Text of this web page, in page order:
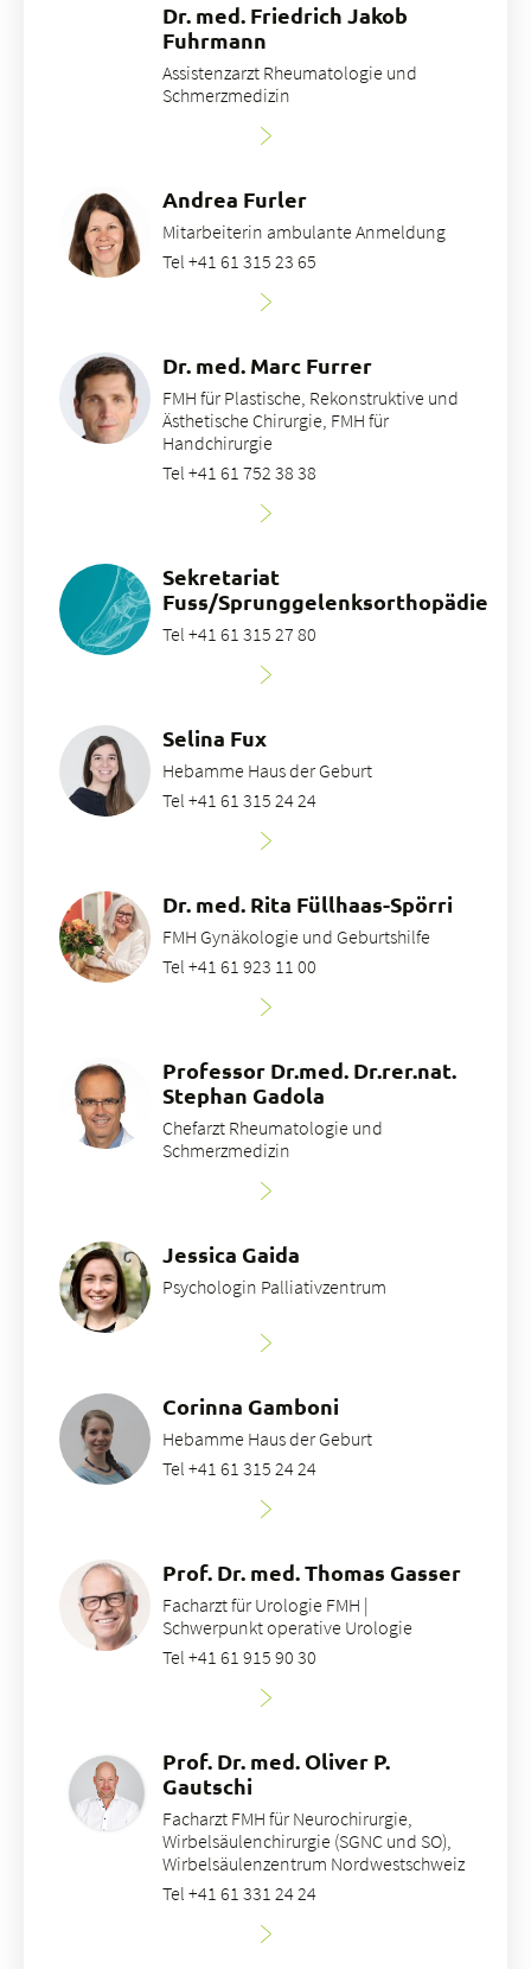
Dr. med. Friedrich Jakob
Fuhrmann
Assistenzarzt Rheumatologie und
Schmerzmedizin
Andrea Furler
Mitarbeiterin ambulante Anmeldung
Tel +41 61 315 23 65
Dr. med. Marc Furrer
FMH für Plastische, Rekonstruktive und
Ästhetische Chirurgie, FMH für
Handchirurgie
Tel +41 61 752 38 38
Sekretariat
Fuss/Sprunggelenksorthopädie
Tel +41 61 315 27 80
Selina Fux
Hebamme Haus der Geburt
Tel +41 61 315 24 24
Dr. med. Rita Füllhaas-Spörri
FMH Gynäkologie und Geburtshilfe
Tel +41 61 923 11 00
Professor Dr.med. Dr.rer.nat.
Stephan Gadola
Chefarzt Rheumatologie und
Schmerzmedizin
Jessica Gaida
Psychologin Palliativzentrum
Corinna Gamboni
Hebamme Haus der Geburt
Tel +41 61 315 24 24
Prof. Dr. med. Thomas Gasser
Facharzt für Urologie FMH |
Schwerpunkt operative Urologie
Tel +41 61 915 90 30
Prof. Dr. med. Oliver P.
Gautschi
Facharzt FMH für Neurochirurgie,
Wirbelsäulenchirurgie (SGNC und SO),
Wirbelsäulenzentrum Nordwestschweiz
Tel +41 61 331 24 24